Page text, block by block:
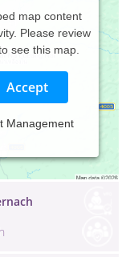
map content
Please review
see this map.
Accept
Management